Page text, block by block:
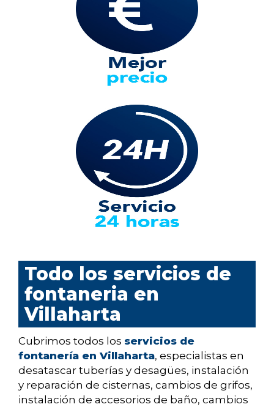
Todo los servicios de
fontaneria en
Villaharta
Cubrimos todos los servicios de
fontanería en Villaharta, especialistas en
desatascar tuberías y desagües, instalación
y reparación de cisternas, cambios de grifos,
instalación de accesorios de baño, cambios